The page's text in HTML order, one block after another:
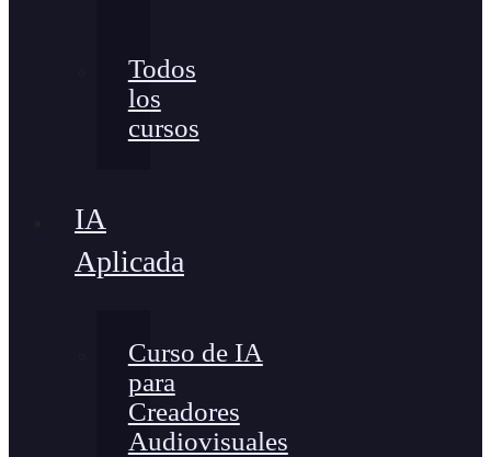
Todos
los
cursos
IA
Aplicada
Curso de IA
para
Creadores
Audiovisuales